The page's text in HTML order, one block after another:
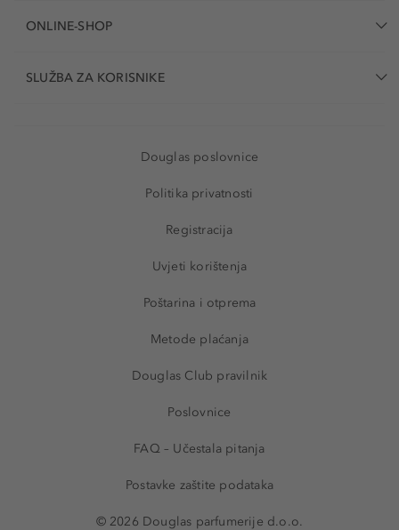
ONLINE-SHOP
SLUŽBA ZA KORISNIKE
Douglas poslovnice
Politika privatnosti
Registracija
Uvjeti korištenja
Poštarina i otprema
Metode plaćanja
Douglas Club pravilnik
Poslovnice
FAQ – Učestala pitanja
Postavke zaštite podataka
© 2026 Douglas parfumerije d.o.o.